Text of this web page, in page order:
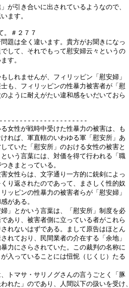
引き合いに出されているようなので、
ます。
。＃２７７
題は全く違います。貴方がお聞きになっ
して、それでもって慰安婦云々というの
す。
れませんが、フィリッピン「慰安婦」
も、フィリッピンの性暴力被害者が「慰
ように耐えがたい違和感をいだいておら
性が戦時中受けた性暴力の被害は、も
れば、軍直轄のいわゆる軍「慰安所」あ
ていた「慰安所」のおける女性の被害と
いう言葉には、対価を得て行われる「職
きまとっている。
性らは、文字通り一方的に銃剣によっ
り返されたのであって、まさしく性的奴
ッピンの性暴力の被害者らが「慰安婦」
がある。
とかいう言葉は、「慰安所」制度を必
あり、被害者側に立っている者がこれら
れないはずである。まして原告はほとん
れており、民間業者の介在する「余地」
力にさらされていた。この裁判の名称に
入っていることには忸怩（じくじ）たる
マサ・サリノグさんの言うごとく「豚
れた」のであり、人間以下の扱いを受け、